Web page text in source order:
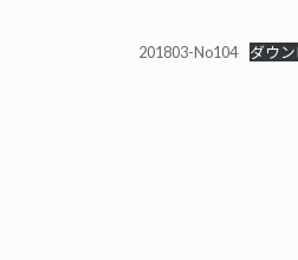
201803-No104 ダウ